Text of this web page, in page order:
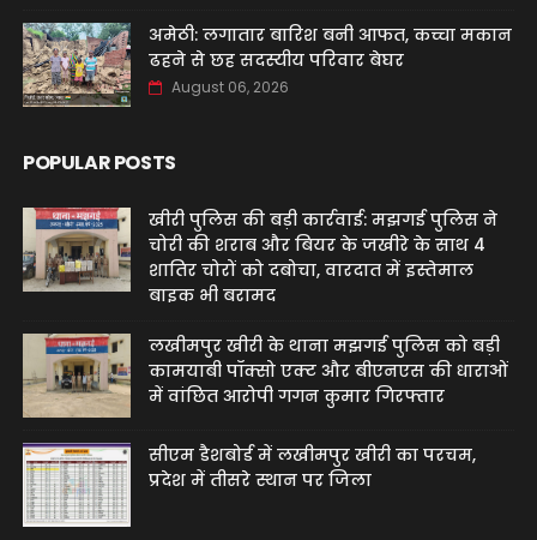
अमेठी: लगातार बारिश बनी आफत, कच्चा मकान
ढहने से छह सदस्यीय परिवार बेघर
August 06, 2026
POPULAR POSTS
खीरी पुलिस की बड़ी कार्रवाई: मझगई पुलिस ने
चोरी की शराब और बियर के जखीरे के साथ 4
शातिर चोरों को दबोचा, वारदात में इस्तेमाल
बाइक भी बरामद
लखीमपुर खीरी के थाना मझगई पुलिस को बड़ी
कामयाबी पॉक्सो एक्ट और बीएनएस की धाराओं
में वांछित आरोपी गगन कुमार गिरफ्तार
सीएम डैशबोर्ड में लखीमपुर खीरी का परचम,
प्रदेश में तीसरे स्थान पर जिला